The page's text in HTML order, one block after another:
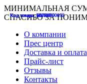
МИНИМАЛЬНАЯ
СПАСИБО ЗА
О компании
Прес центр
Доставка и оплата
Прайс-лист
Отзывы
Контакты
Код товара :507000
Код товара :HUK-K00058
Код товара :Т075177
Код товара :pnsv12
Код товара :HUK-K00072